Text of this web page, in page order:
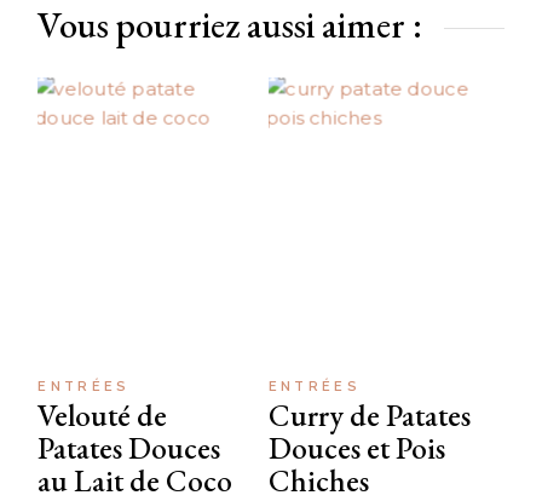
Vous pourriez aussi aimer :
ENTRÉES
Velouté de
Patates Douces
au Lait de Coco
ENTRÉES
Curry de Patates
Douces et Pois
Chiches